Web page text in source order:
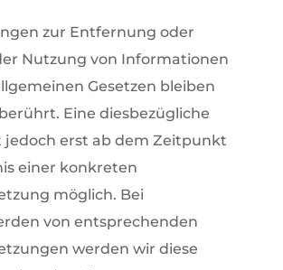
zur Entfernung oder
Nutzung von Informationen
Gesetzen bleiben
Eine diesbezügliche
jedoch erst ab dem Zeitpunkt
einer konkreten
möglich. Bei
von entsprechenden
werden wir diese